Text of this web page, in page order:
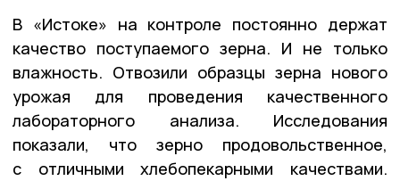
В «Истоке» на контроле постоянно держат
качество поступаемого зерна. И не только
влажность. Отвозили образцы зерна нового
урожая для проведения качественного
лабораторного анализа. Исследования
показали, что зерно продовольственное,
с отличными хлебопекарными качествами.